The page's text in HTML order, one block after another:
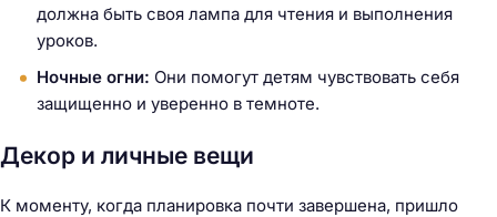
должна быть своя лампа для чтения и выполнения
уроков.
Ночные огни: Они помогут детям чувствовать себя
защищенно и уверенно в темноте.
Декор и личные вещи
К моменту, когда планировка почти завершена, пришло